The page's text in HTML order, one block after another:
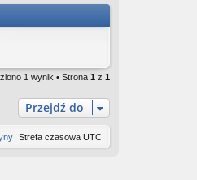
1 wynik • Strona 1 z 1
Przejdź do
Strefa czasowa UTC